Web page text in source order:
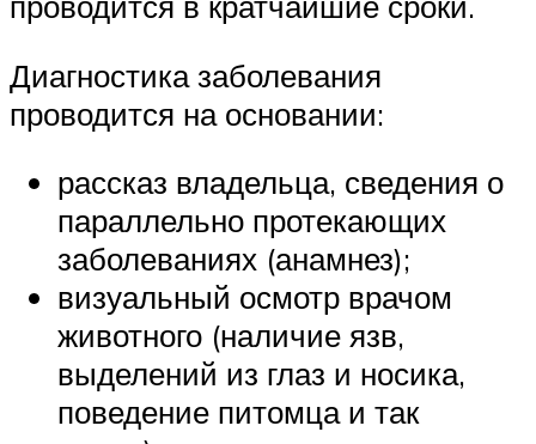
Диагностика заболевания
проводится на основании:
рассказ владельца, сведения о
параллельно протекающих
заболеваниях (анамнез);
визуальный осмотр врачом
животного (наличие язв,
выделений из глаз и носика,
поведение питомца и так